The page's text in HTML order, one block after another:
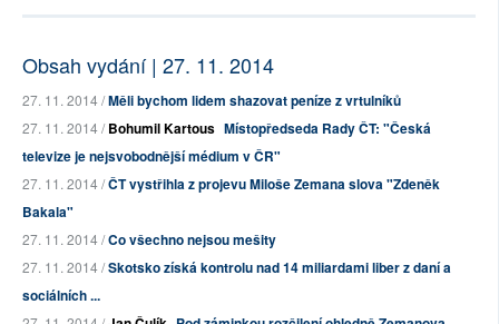
Obsah vydání | 27. 11. 2014
27. 11. 2014 /Měli bychom lidem shazovat peníze z vrtulníků
27. 11. 2014 /Bohumil Kartous Místopředseda Rady ČT: "Česká
televize je nejsvobodnější médium v ČR"
27. 11. 2014 /ČT vystřihla z projevu Miloše Zemana slova "Zdeněk
Bakala"
27. 11. 2014 /Co všechno nejsou mešity
27. 11. 2014 /Skotsko získá kontrolu nad 14 miliardami liber z daní a
sociálních ...